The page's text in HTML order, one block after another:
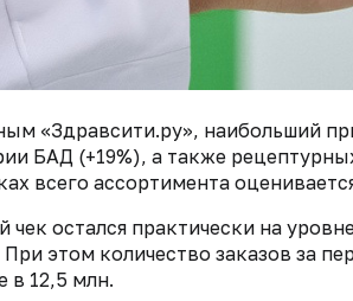
«Здравсити.ру», наибольший
БАД (+19%), а также
всего ассортимента
чек остался практически на
При этом количество заказов за
в 12,5 млн.